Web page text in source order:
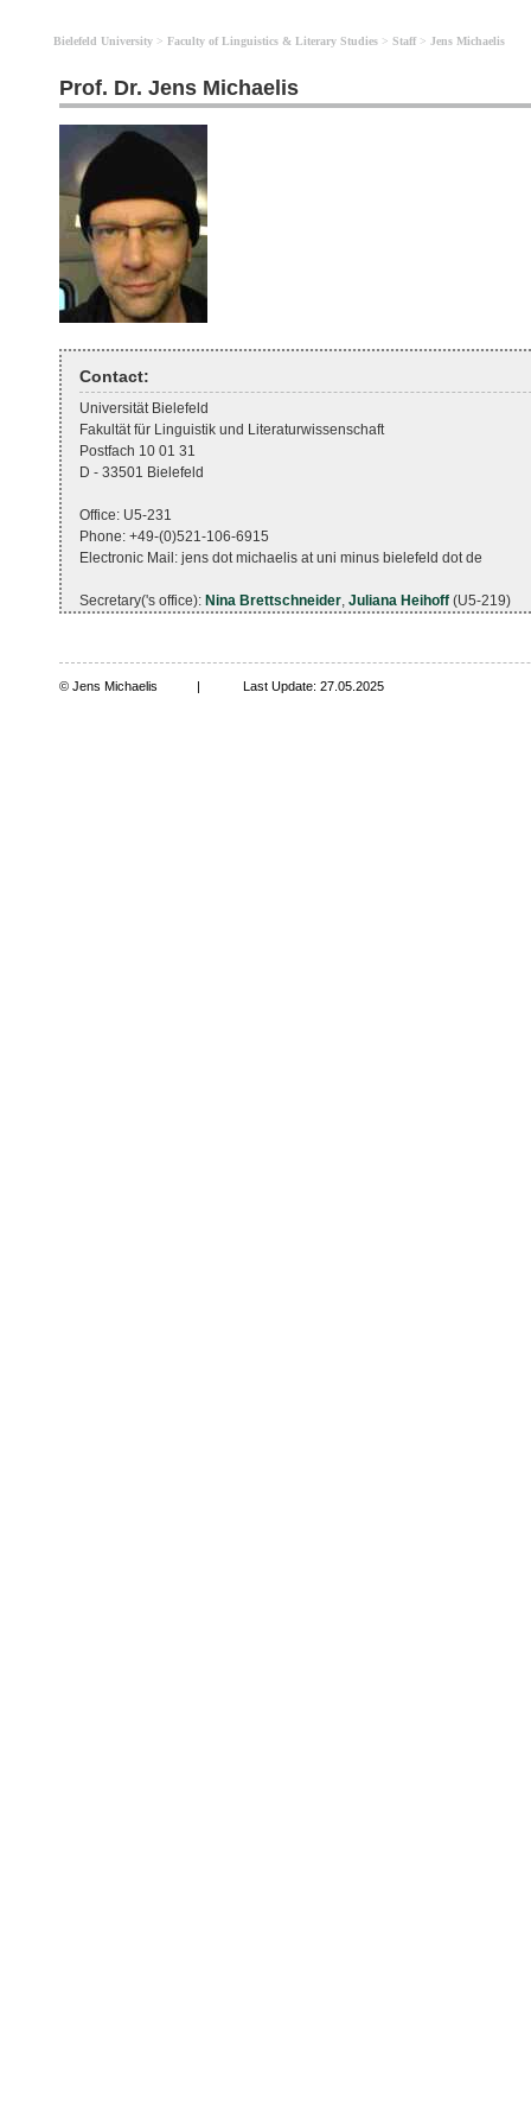
Bielefeld University > Faculty of Linguistics & Literary Studies > Staff> Jens Michaelis
Prof. Dr. Jens Michaelis
Contact:
Universität Bielefeld
Fakultät für Linguistik und Literaturwissenschaft
Postfach 10 01 31
D - 33501 Bielefeld
Office: U5-231
Phone: +49-(0)521-106-6915
Electronic Mail: jens dot michaelis at uni minus bielefeld dot de
Secretary('s office): Nina Brettschneider, Juliana Heihoff (U5-219)
© Jens Michaelis | Last Update: 27.05.2025